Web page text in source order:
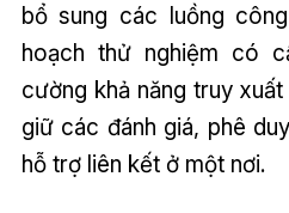
bổ sung các luồng
hoạch thử nghiệm có
cường khả năng truy
giữ các đánh giá, phê
hỗ trợ liên kết ở một nơi.